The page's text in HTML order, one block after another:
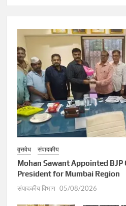
वृत्तवेध संपादकीय
Mohan Sawant Appointed
President for Mumbai Region
संपादकीय विभाग 05/08/2026